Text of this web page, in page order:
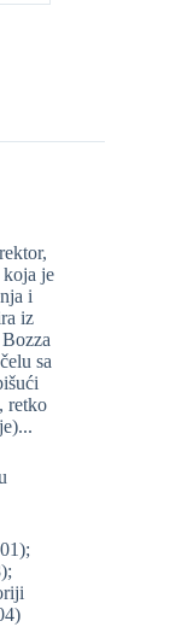
je
i
iz
sa
retko